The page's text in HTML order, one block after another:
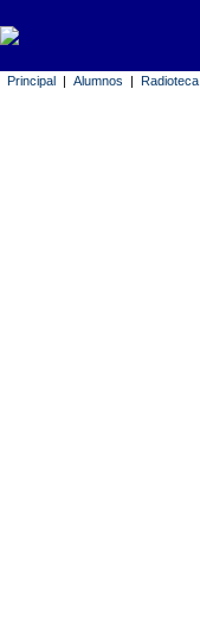
Principal | Alumnos | Radioteca